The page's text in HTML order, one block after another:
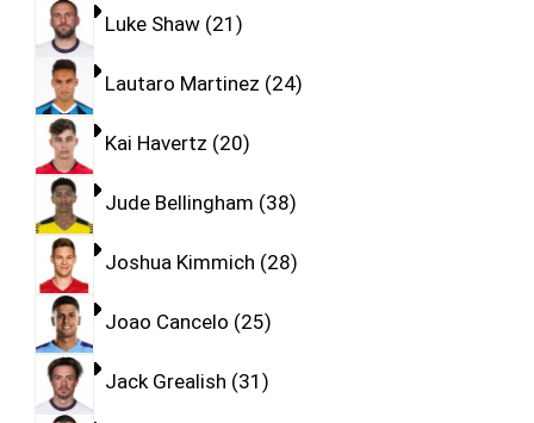
Luke Shaw 21
Lautaro Martinez 24
Kai Havertz 20
Jude Bellingham 38
Joshua Kimmich 28
Joao Cancelo 25
Jack Grealish 31